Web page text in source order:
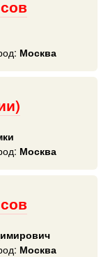
Москва
Москва
Москва